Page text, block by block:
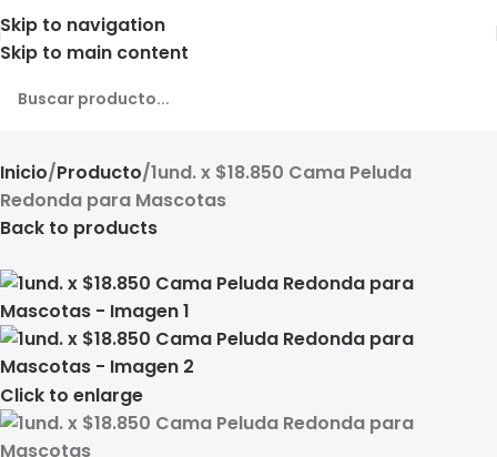
Skip to navigation
Skip to main content
Inicio Producto 1und. x $18.850 Cama Peluda
Redonda para Mascotas
Back to products
Click to enlarge